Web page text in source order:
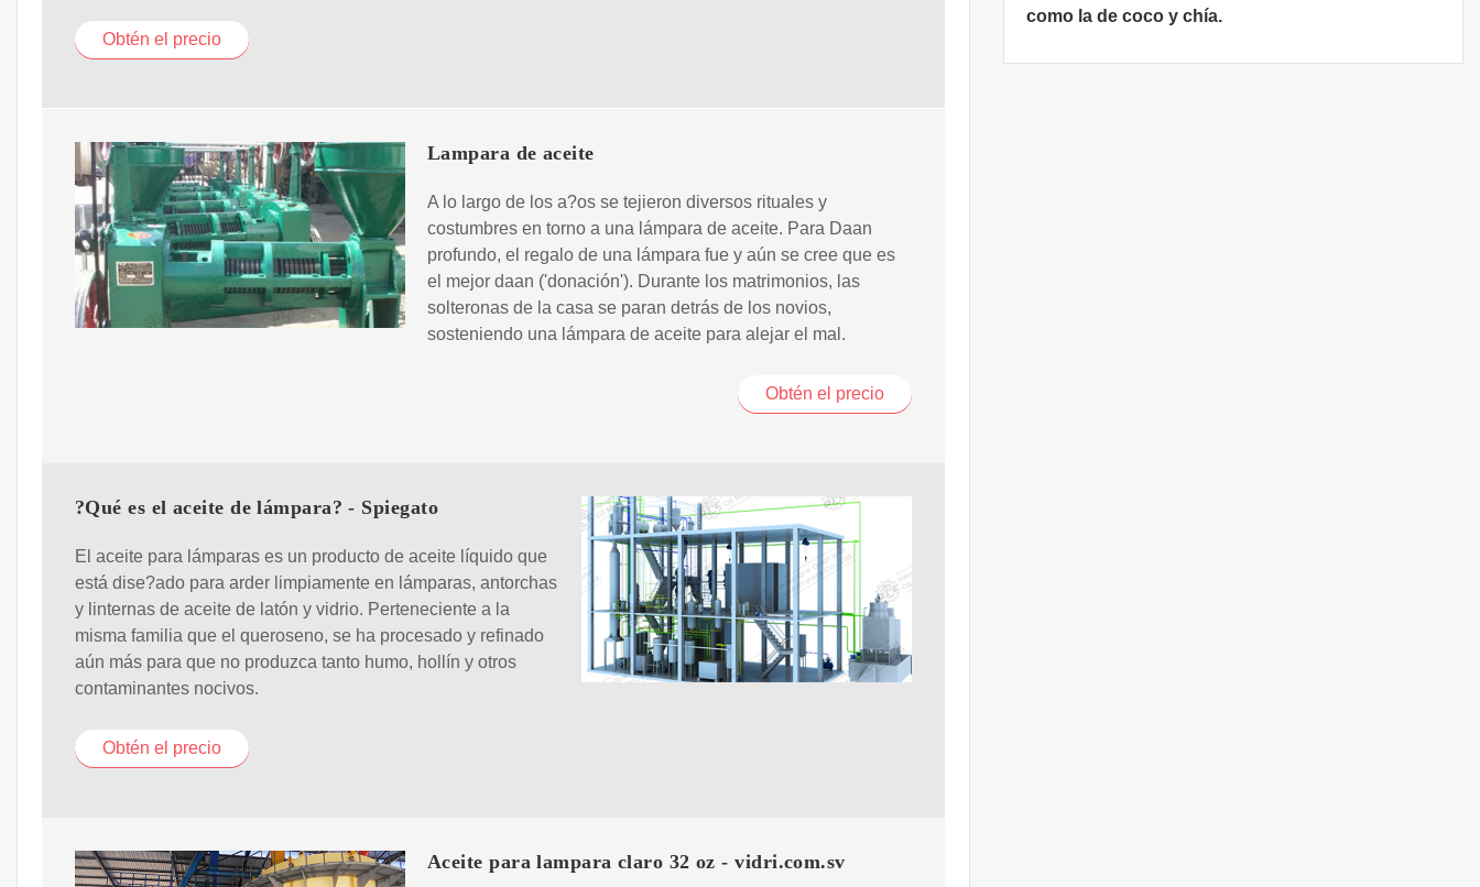
Obtén el precio
Lampara de aceite
A lo largo de los a?os se tejieron diversos rituales y
costumbres en torno a una lámpara de aceite. Para Daan
profundo, el regalo de una lámpara fue y aún se cree que es
el mejor daan ('donación'). Durante los matrimonios, las
solteronas de la casa se paran detrás de los novios,
sosteniendo una lámpara de aceite para alejar el mal.
Obtén el precio
?Qué es el aceite de lámpara? - Spiegato
El aceite para lámparas es un producto de aceite líquido que
está dise?ado para arder limpiamente en lámparas, antorchas
y linternas de aceite de latón y vidrio. Perteneciente a la
misma familia que el queroseno, se ha procesado y refinado
aún más para que no produzca tanto humo, hollín y otros
contaminantes nocivos.
Obtén el precio
Aceite para lampara claro 32 oz - vidri.com.sv
como la de coco y chía.